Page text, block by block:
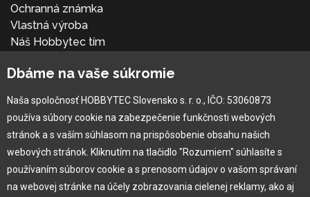
Ochranná známka
Vlastná výroba
Náš Hobbytec tím
Naša história
Pre zákazníka
Garancia najlepšej ceny
Užívateľský manuál
Dbáme na vaše súkromie
Naša spoločnosť HOBBYTEC Slovensko s. r. o., IČO: 53060873
používa súbory cookie na zabezpečenie funkčnosti webových
stránok a s vaším súhlasom na prispôsobenie obsahu našich
webových stránok. Kliknutím na tlačidlo "Rozumiem" súhlasíte s
používaním súborov cookie a s prenosom údajov o vašom správaní
na webovej stránke na účely zobrazovania cielenej reklamy, ako aj